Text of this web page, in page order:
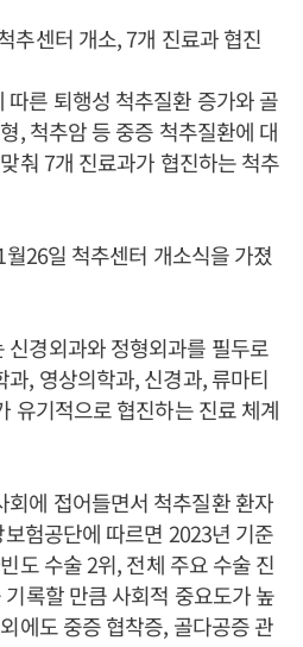
추센터 개소, 7개 진료과 협진
른 퇴행성 척추질환 증가와 골
, 척추암 등 중증 척추질환에 대
춰 7개 진료과가 협진하는 척추
26일 척추센터 개소식을 가졌
신경외과와 정형외과를 필두로
, 영상의학과, 신경과, 류마티
유기적으로 협진하는 진료 체계
에 접어들면서 척추질환 환자
험공단에 따르면 2023년 기준
도 수술 2위, 전체 주요 수술 진
록할 만큼 사회적 중요도가 높
에도 중증 협착증, 골다공증 관